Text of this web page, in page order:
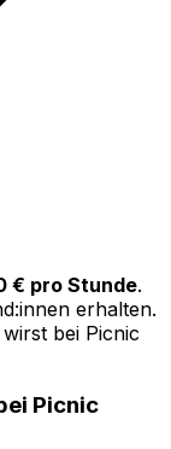
€ pro Stunde.
erhalten.
bei Picnic
Picnic